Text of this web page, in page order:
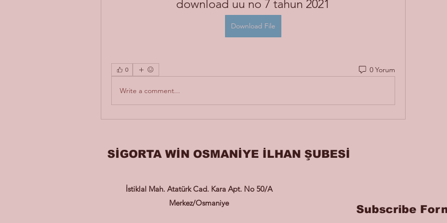
download uu no 7 tahun 2021
Download File
0 0 Yorum
Write a comment...
SİGORTA WİN OSMANİYE İLHAN ŞUBESİ
İstiklal Mah. Atatürk Cad. Kara Apt. No 50/A
Merkez/Osmaniye
Subscribe